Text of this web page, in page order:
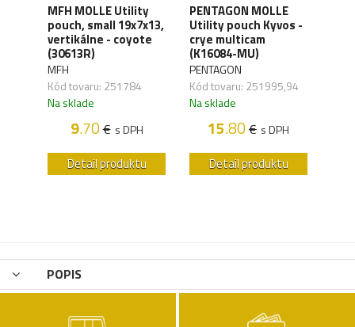
MFH MOLLE Utility
pouch, small 19x7x13,
vertikálne - coyote
(30613R)
MFH
Kód tovaru: 251784
Na sklade
9.70€ s DPH
Detail produktu
PENTAGON MOLLE
Utility pouch Kyvos -
crye multicam
(K16084-MU)
PENTAGON
Kód tovaru: 251995,94
Na sklade
15.80€ s DPH
Detail produktu
POPIS